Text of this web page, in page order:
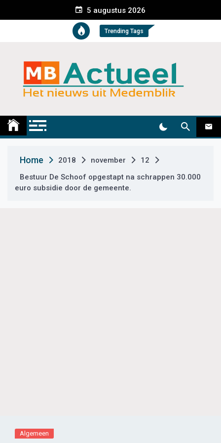
e
t
5 augustus 2026
Trending Tags
Medemblik Actueel
Home 2018 november
12
Bestuur De Schoof opgestapt na schrappen 30.000
euro subsidie door de gemeente.
Algemeen